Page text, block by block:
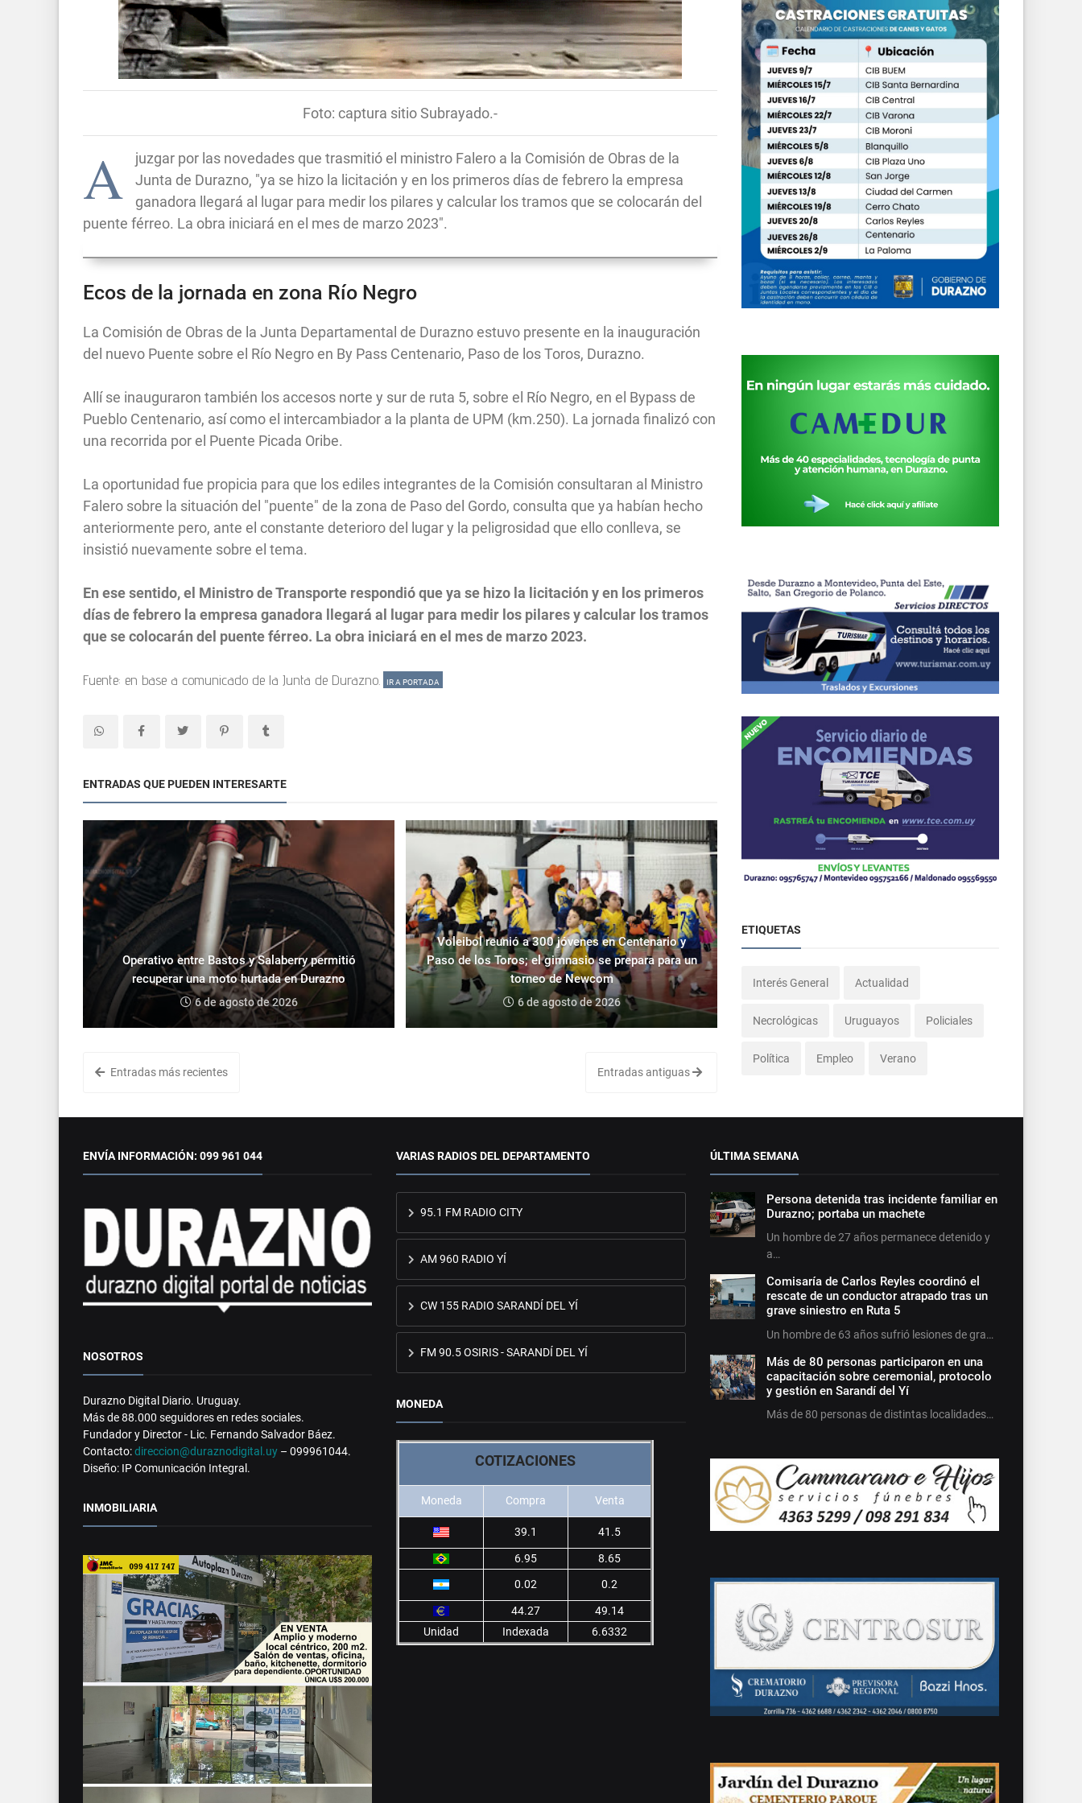
Foto: captura sitio Subrayado.-
A
juzgar por las novedades que trasmitió el ministro Falero a la Comisión de Obras de la
Junta de Durazno, "ya se hizo la licitación y en los primeros días de febrero la empresa
ganadora llegará al lugar para medir los pilares y calcular los tramos que se colocarán del
puente férreo. La obra iniciará en el mes de marzo 2023".
Ecos de la jornada en zona Río Negro
La Comisión de Obras de la Junta Departamental de Durazno estuvo presente en la inauguración
del nuevo Puente sobre el Río Negro en By Pass Centenario, Paso de los Toros, Durazno.
Allí se inauguraron también los accesos norte y sur de ruta 5, sobre el Río Negro, en el Bypass de
Pueblo Centenario, así como el intercambiador a la planta de UPM (km.250). La jornada finalizó con
una recorrida por el Puente Picada Oribe.
La oportunidad fue propicia para que los ediles integrantes de la Comisión consultaran al Ministro
Falero sobre la situación del "puente" de la zona de Paso del Gordo, consulta que ya habían hecho
anteriormente pero, ante el constante deterioro del lugar y la peligrosidad que ello conlleva, se
insistió nuevamente sobre el tema.
En ese sentido, el Ministro de Transporte respondió que ya se hizo la licitación y en los primeros
días de febrero la empresa ganadora llegará al lugar para medir los pilares y calcular los tramos
que se colocarán del puente férreo. La obra iniciará en el mes de marzo 2023.
Fuente: en base a comunicado de la Junta de Durazno. IR A PORTADA
ENTRADAS QUE PUEDEN INTERESARTE
Operativo entre Bastos y Salaberry permitió
recuperar una moto hurtada en Durazno
6 de agosto de 2026
Voleibol reunió a 300 jóvenes en Centenario y
Paso de los Toros; el gimnasio se prepara para un
torneo de Newcom
6 de agosto de 2026
Entradas más recientes Entradas antiguas
ETIQUETAS
Interés General Actualidad
Necrológicas Uruguayos Policiales
Política Empleo Verano
ENVÍA INFORMACIÓN: 099 961 044
NOSOTROS
Durazno Digital Diario. Uruguay.
Más de 88.000 seguidores en redes sociales.
Fundador y Director - Lic. Fernando Salvador Báez.
Contacto:direccion@duraznodigital.uy – 099961044.
Diseño: IP Comunicación Integral.
INMOBILIARIA
VARIAS RADIOS DEL DEPARTAMENTO
95.1 FM RADIO CITY
AM 960 RADIO YÍ
CW 155 RADIO SARANDÍ DEL YÍ
FM 90.5 OSIRIS - SARANDÍ DEL YÍ
MONEDA
COTIZACIONES
Moneda Compra Venta
39.1 41.5
6.95
8.65
0.02
0.2
44.27
49.14
Unidad
Indexada 6.6332
ÚLTIMA SEMANA
Persona detenida tras incidente familiar en
Durazno; portaba un machete
Un hombre de 27 años permanece detenido y
a…
Comisaría de Carlos Reyles coordinó el
rescate de un conductor atrapado tras un
grave siniestro en Ruta 5
Un hombre de 63 años sufrió lesiones de gra…
Más de 80 personas participaron en una
capacitación sobre ceremonial, protocolo
y gestión en Sarandí del Yí
Más de 80 personas de distintas localidades…